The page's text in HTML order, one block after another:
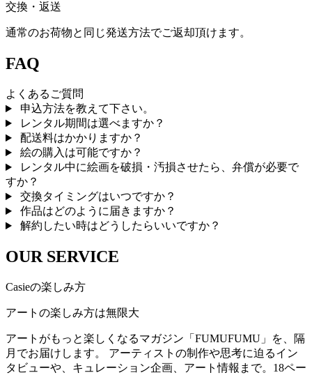
交換・返送
通常のお荷物と同じ発送方法でご返却頂けます。
FAQ
よくあるご質問
申込方法を教えて下さい。
レンタル期間は選べますか？
配送料はかかりますか？
絵の購入は可能ですか？
レンタル中に絵画を破損・汚損させたら、弁償が必要で
すか？
交換タイミングはいつですか？
作品はどのように届きますか？
解約したい時はどうしたらいいですか？
OUR SERVICE
Casieの楽しみ方
アートの楽しみ方は無限大
アートがもっと楽しくなるマガジン「FUMUFUMU」を、隔
月でお届けします。 アーティストの制作や思考に迫るイン
タビューや、キュレーション企画、アート情報まで。18ペー